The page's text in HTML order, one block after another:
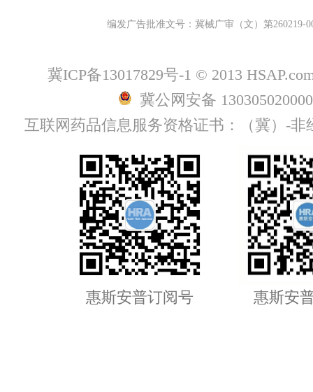
编发广告批准文号：冀械广审（文）第260219-
冀ICP备13017829号-1 © 2013
冀公网安备
互联网药品信息服务资格证书：（冀）-非
惠斯安普订阅号 惠斯安